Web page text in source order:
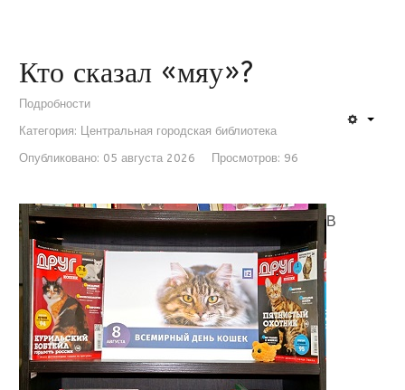
Кто сказал «мяу»?
Подробности
Категория: Центральная городская библиотека
Опубликовано: 05 августа 2026
Просмотров: 96
В